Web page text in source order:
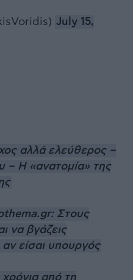
July 15,
αλλά ελεύθερος –
– Η «ανατομία» της
Στους
να βγάζεις
είσαι υπουργός